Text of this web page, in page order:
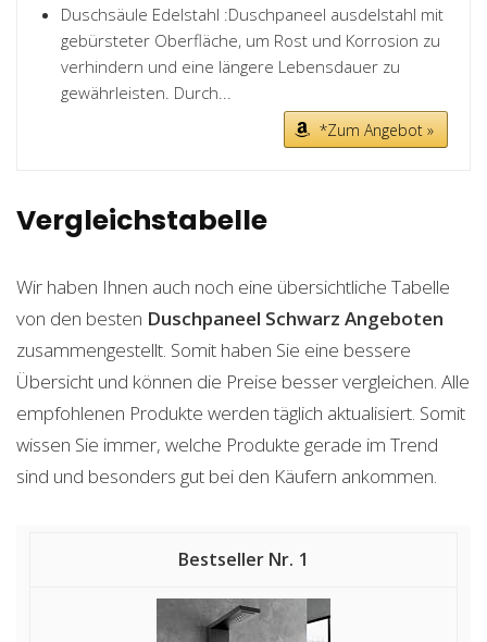
Duschsäule Edelstahl :Duschpaneel ausdelstahl mit
gebürsteter Oberfläche, um Rost und Korrosion zu
verhindern und eine längere Lebensdauer zu
gewährleisten. Durch...
*Zum Angebot »
Vergleichstabelle
Wir haben Ihnen auch noch eine übersichtliche Tabelle
von den besten Duschpaneel Schwarz Angeboten
zusammengestellt. Somit haben Sie eine bessere
Übersicht und können die Preise besser vergleichen. Alle
empfohlenen Produkte werden täglich aktualisiert. Somit
wissen Sie immer, welche Produkte gerade im Trend
sind und besonders gut bei den Käufern ankommen.
1